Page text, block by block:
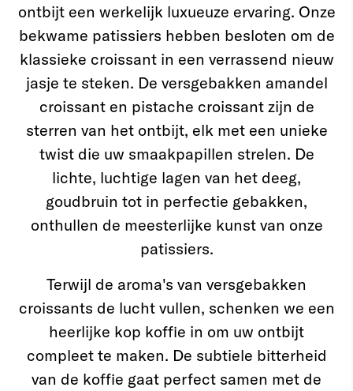
ontbijt een werkelijk luxueuze ervaring. Onze
bekwame patissiers hebben besloten om de
klassieke croissant in een verrassend nieuw
jasje te steken. De versgebakken amandel
croissant en pistache croissant zijn de
sterren van het ontbijt, elk met een unieke
twist die uw smaakpapillen strelen. De
lichte, luchtige lagen van het deeg,
goudbruin tot in perfectie gebakken,
onthullen de meesterlijke kunst van onze
patissiers.
Terwijl de aroma's van versgebakken
croissants de lucht vullen, schenken we een
heerlijke kop koffie in om uw ontbijt
compleet te maken. De subtiele bitterheid
van de koffie gaat perfect samen met de